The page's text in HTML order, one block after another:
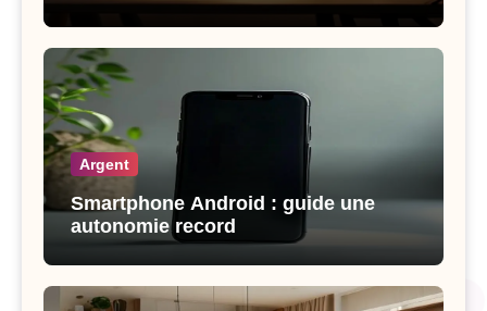
Argent
Smartphone Android : guide une
autonomie record